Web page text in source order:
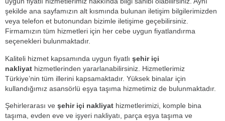
şekilde ana sayfamızın alt kısmında bulunan iletişim bilgilerimizden
veya telefon et butonundan bizimle iletişime geçebilirsiniz.
Firmamızın tüm hizmetleri için her cebe uygun fiyatlandırma
seçenekleri bulunmaktadır.
Kaliteli hizmet kapsamında uygun fiyatlı şehir içi
nakliyat hizmetlerinden yararlanabilirsiniz. Hizmetlerimiz
Türkiye’nin tüm illerini kapsamaktadır. Yüksek binalar için
kullandığımız asansörlü eşya taşıma hizmetimiz de bulunmaktadır.
Şehirlerarası ve şehir içi nakliyat hizmetlerimizi, komple bina
taşıma, evden eve ve işyeri nakliyatı, parça eşya taşıma ve